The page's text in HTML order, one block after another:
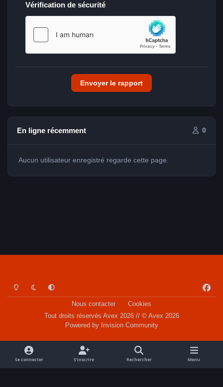
Vérification de sécurité
Envoyer le rapport
En ligne récemment 0
Aucun utilisateur enregistré regarde cette page.
Light ModeDark ModeSystem Preference
a
o
k
Nous contacter
Cookies
Tout droits réservés Avex 2026 // © Avex 2026
Powered by Invision Community
Se connecter S’inscrire Rechercher Menu